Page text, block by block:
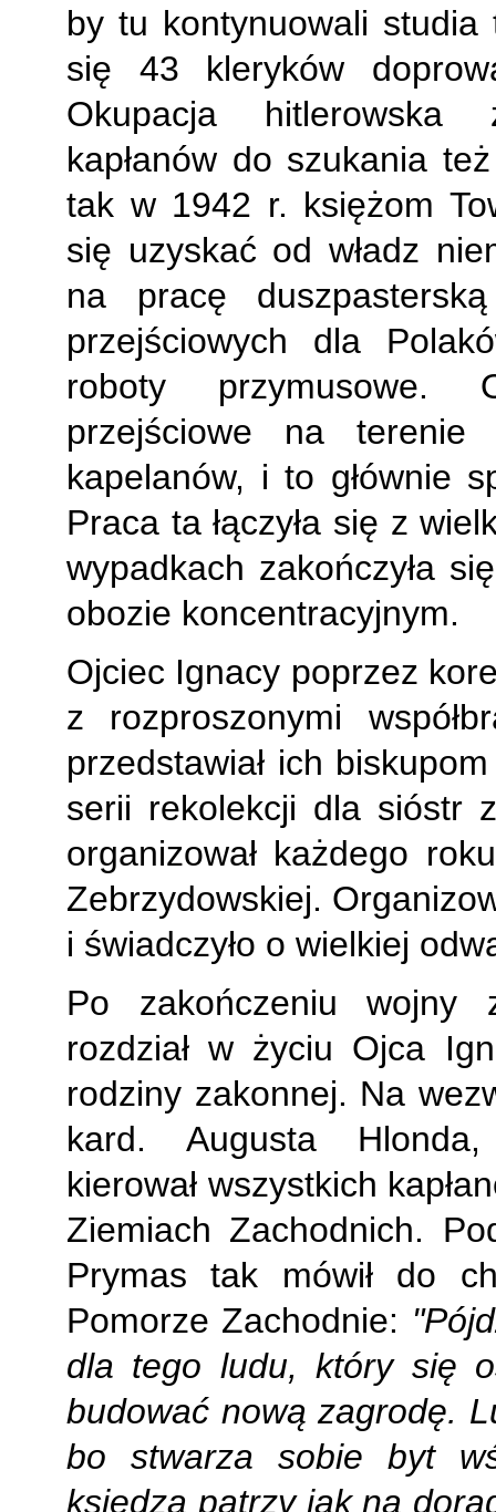
by tu kontynuowali studia
się 43 kleryków
Okupacja hitlerowska
kapłanów do szukania
tak w 1942 r. księżom
się uzyskać od władz
na pracę
przejściowych dla
roboty przymusowe.
przejściowe na terenie
kapelanów, i to głównie
Praca ta łączyła się z
wypadkach zakończyła
obozie koncentracyjnym.
Ojciec Ignacy poprzez
z rozproszonymi
przedstawiał ich
serii rekolekcji dla sióstr
organizował każdego
Zebrzydowskiej.
i świadczyło o wielkiej
Po zakończeniu wojny
rozdział w życiu Ojca
rodziny zakonnej. Na
kard. Augusta
kierował wszystkich
Ziemiach Zachodnich.
Prymas tak mówił do
Pomorze Zachodnie:
dla tego ludu, który się
budować nową zagrodę.
bo stwarza sobie byt
księdza patrzy jak na